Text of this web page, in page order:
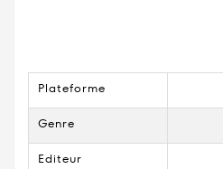
Plateforme
Genre
Editeur